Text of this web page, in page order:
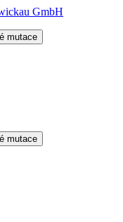
GmbH
mutace
mutace